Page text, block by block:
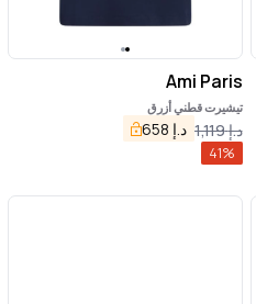
Ami Paris
تيشيرت قطني أزرق
د.إ1,119 د.إ 658
41%